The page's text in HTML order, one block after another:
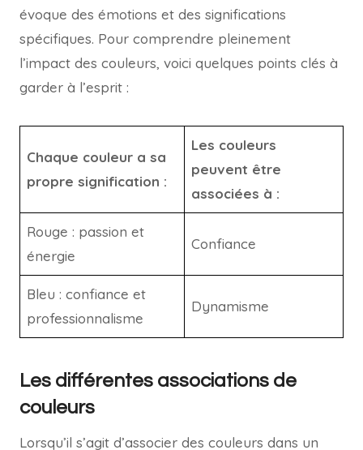
évoque des émotions et des significations
spécifiques. Pour comprendre pleinement
l’impact des couleurs, voici quelques points clés à
garder à l’esprit :
Chaque couleur a sa
propre signification :
Les couleurs
peuvent être
associées à :
Rouge : passion et
énergie
Confiance
Bleu : confiance et
professionnalisme
Dynamisme
Les différentes associations de
couleurs
Lorsqu’il s’agit d’associer des couleurs dans un